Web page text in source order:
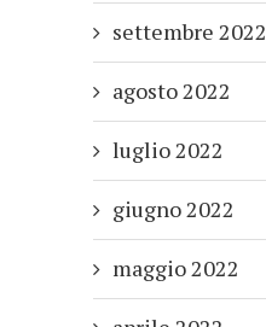
settembre 2022
agosto 2022
luglio 2022
giugno 2022
maggio 2022